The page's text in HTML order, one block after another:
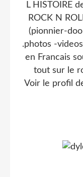
L HISTOIRE
ROCK N
(pionnier-
.photos -
en Francais
tout sur le
Voir le profil